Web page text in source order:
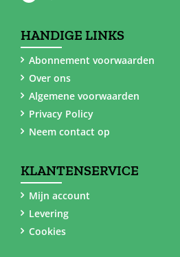
HANDIGE LINKS
Abonnement voorwaarden
Over ons
Algemene voorwaarden
Privacy Policy
Neem contact op
KLANTENSERVICE
Mijn account
Levering
Cookies